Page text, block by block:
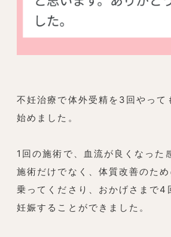
不妊治療で体外受精を3回やって
始めました。
1回の施術で、血流が良くなった
施術だけでなく、体質改善のた
乗ってくださり、おかげさまで4
妊娠することができました。